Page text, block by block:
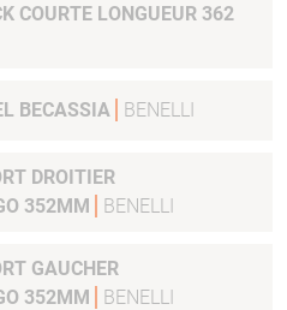
COURTE LONGUEUR 362
BECASSIA BENELLI
DROITIER
352MM
BENELLI
GAUCHER
352MM
BENELLI